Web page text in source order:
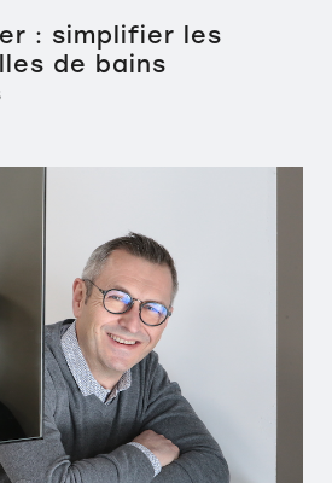
: simplifier les
de bains